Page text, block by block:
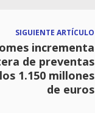
SIGUIENTE ARTÍCULO
incrementa
de preventas
1.150 millones
de euros